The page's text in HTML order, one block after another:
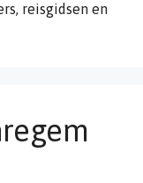
reisgidsen en